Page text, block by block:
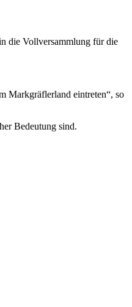
die Vollversammlung für die
Markgräflerland eintreten“, so
Bedeutung sind.